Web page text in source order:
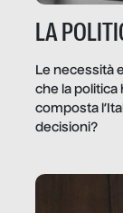
LA
Le necessità
che la politica
composta
decisioni?